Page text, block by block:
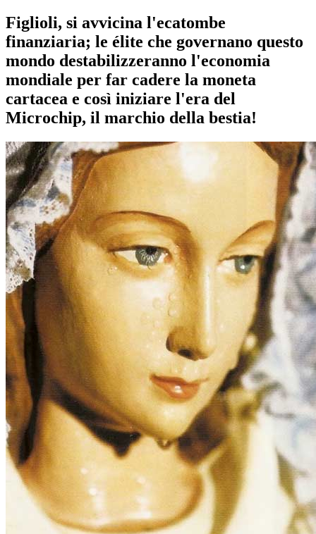
Figlioli, si avvicina l'ecatombe
finanziaria; le élite che governano questo
mondo destabilizzeranno l'economia
mondiale per far cadere la moneta
cartacea e così iniziare l'era del
Microchip, il marchio della bestia!